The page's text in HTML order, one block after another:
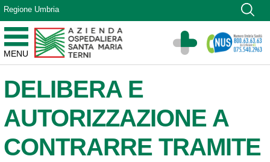
Vai ai contenuti
Vai al menu di navigazione
Vai al footer
Regione Umbria
MENU
Azienda Ospedaliera Santa Maria di Terni
Sito Istituzionale
DELIBERA E
AUTORIZZAZIONE A
CONTRARRE TRAMITE